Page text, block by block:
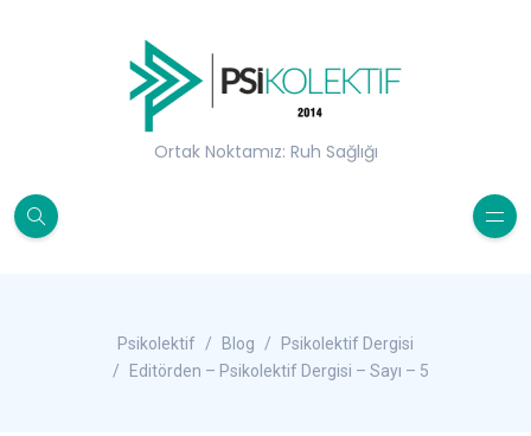
Ortak Noktamız: Ruh Sağlığı
Psikolektif Blog
Psikolektif Dergisi
Editörden – Psikolektif Dergisi – Sayı – 5